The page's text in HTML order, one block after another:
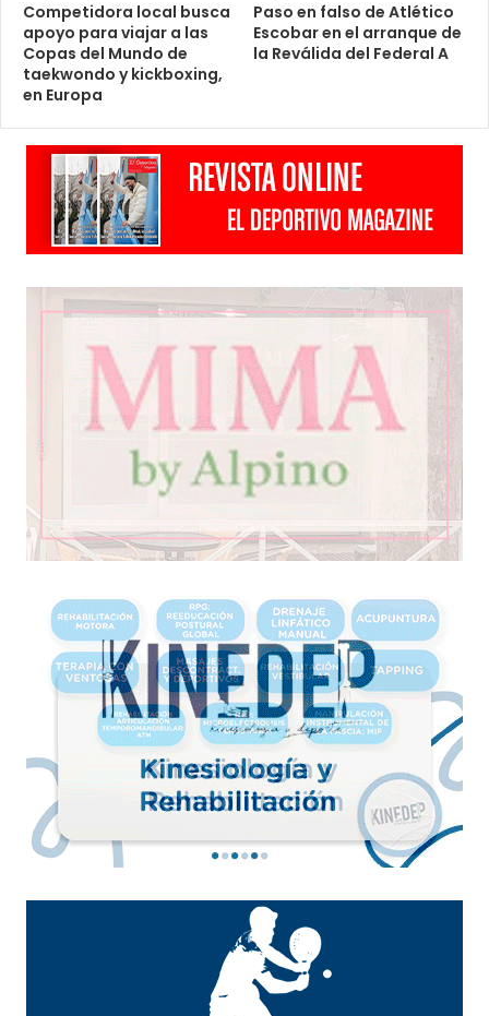
Competidora local busca
apoyo para viajar a las
Copas del Mundo de
taekwondo y kickboxing,
en Europa
Paso en falso de Atlético
Escobar en el arranque de
la Reválida del Federal A